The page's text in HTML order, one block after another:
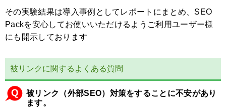
その実験結果は導入事例としてレポートにまとめ、SEO
Packを安心してお使いいただけるようご利用ユーザー様
にも開示しております
被リンクに関するよくある質問
被リンク（外部SEO）対策をすることに不安があり
ます。